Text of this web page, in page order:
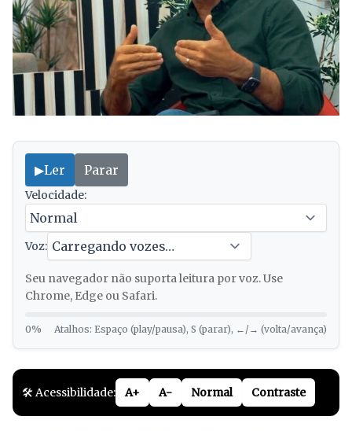
▶Ler Parar
Velocidade:
Voz:
Seu navegador não suporta leitura por voz. Use
Chrome, Edge ou Safari.
0% Atalhos: Espaço (play/pausa), S (parar), ←/→ (volta/avança)
🛠️ Acessibilidade: A+ A- Normal Contraste